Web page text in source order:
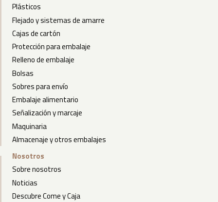
Plásticos
Flejado y sistemas de amarre
Cajas de cartón
Protección para embalaje
Relleno de embalaje
Bolsas
Sobres para envío
Embalaje alimentario
Señalización y marcaje
Maquinaria
Almacenaje y otros embalajes
Nosotros
Sobre nosotros
Noticias
Descubre Come y Caja